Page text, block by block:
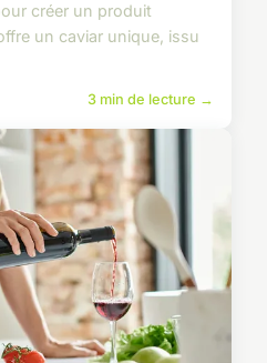
créer un produit
un caviar unique, issu
3 min de lecture →